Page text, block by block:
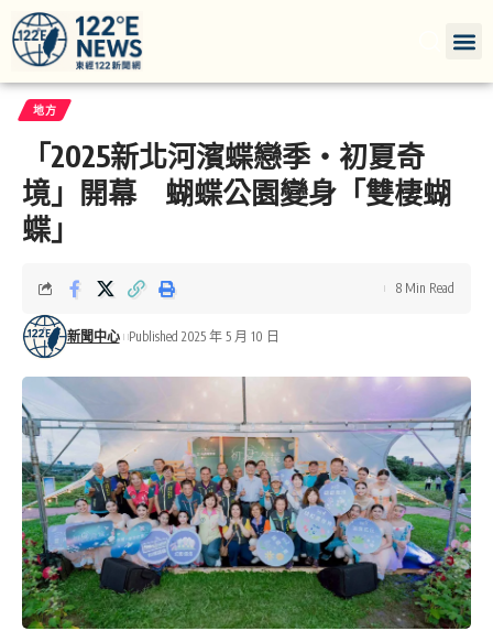
地方
「2025新北河濱蝶戀季・初夏奇
境」開幕 蝴蝶公園變身「雙棲蝴
蝶」
新聞中心 Published 2025 年 5 月 10 日
8 Min Read